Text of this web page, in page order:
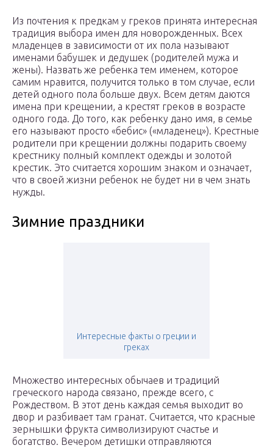
Из почтения к предкам у греков принята интересная
традиция выбора имен для новорожденных. Всех
младенцев в зависимости от их пола называют
именами бабушек и дедушек (родителей мужа и
жены). Назвать же ребенка тем именем, которое
самим нравится, получится только в том случае, если
детей одного пола больше двух. Всем детям даются
имена при крещении, а крестят греков в возрасте
одного года. До того, как ребенку дано имя, в семье
его называют просто «бебис» («младенец»). Крестные
родители при крещении должны подарить своему
крестнику полный комплект одежды и золотой
крестик. Это считается хорошим знаком и означает,
что в своей жизни ребенок не будет ни в чем знать
нужды.
Зимние праздники
Интересные факты о греции и
греках
Множество интересных обычаев и традиций
греческого народа связано, прежде всего, с
Рождеством. В этот день каждая семья выходит во
двор и разбивает там гранат. Считается, что красные
зернышки фрукта символизируют счастье и
богатство. Вечером детишки отправляются